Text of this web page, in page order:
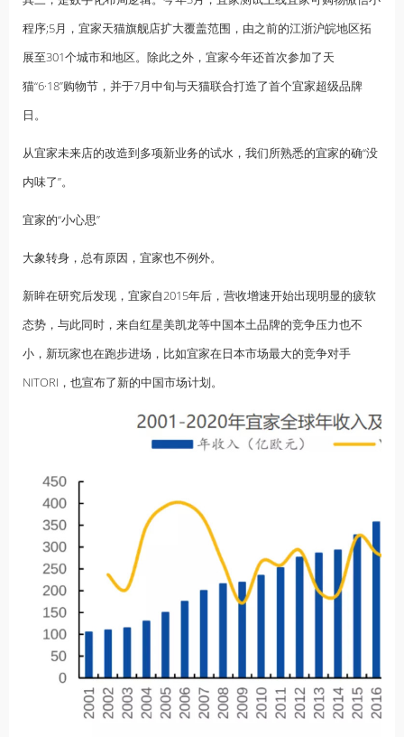
程序;5月，宜家天猫旗舰店扩大覆盖范围，由之前的江浙沪皖地区拓
展至301个城市和地区。除此之外，宜家今年还首次参加了天
猫“6·18”购物节，并于7月中旬与天猫联合打造了首个宜家超级品牌
日。
从宜家未来店的改造到多项新业务的试水，我们所熟悉的宜家的确“没
内味了”。
宜家的“小心思”
大象转身，总有原因，宜家也不例外。
新眸在研究后发现，宜家自2015年后，营收增速开始出现明显的疲软
态势，与此同时，来自红星美凯龙等中国本土品牌的竞争压力也不
小，新玩家也在跑步进场，比如宜家在日本市场最大的竞争对手
NITORI，也宣布了新的中国市场计划。